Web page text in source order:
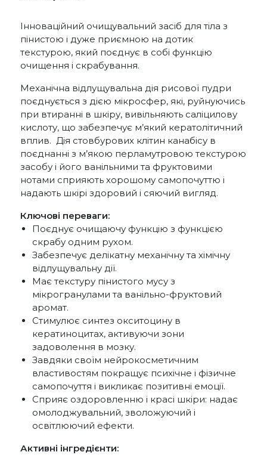
Інноваційний очищувальний засіб для тіла з
пінистою і дуже приємною на дотик
текстурою, який поєднує в собі функцію
очищення і скрабування.
Механічна відлущувальна дія рисової пудри
поєднується з дією мікросфер, які, руйнуючись
при втиранні в шкіру, вивільняють саліцилову
кислоту, що забезпечує м’який кератолітичний
вплив. Дія стовбурових клітин канабісу в
поєднанні з м’якою перламутровою текстурою
засобу і його ванільними та фруктовими
нотами сприяють хорошому самопочуттю і
надають шкірі здоровий і сяючий вигляд.
Ключові переваги:
Поєднує очищаючу функцію з функцією
скрабу одним рухом.
Забезпечує делікатну механічну та хімічну
відлущувальну дії.
Має текстуру пінистого мусу з
мікрогранулами та ванільно-фруктовий
аромат.
Стимулює синтез окситоцину в
кератиноцитах, активуючи зони
задоволення в мозку.
Завдяки своїм нейрокосметичним
властивостям покращує психічне і фізичне
самопочуття і викликає позитивні емоції.
Сприяє оздоровленню і красі шкіри: надає
омолоджувальний, зволожуючий і
освітлюючий ефекти.
Активні інгредієнти: